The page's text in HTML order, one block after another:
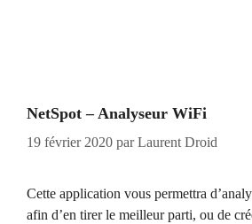
NetSpot – Analyseur WiFi
19 février 2020 parLaurent Droid
Cette application vous permettra
afin d’en tirer le meilleur parti, ou de